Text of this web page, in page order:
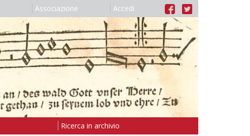
Associazione Accedi
Ricerca in archivio